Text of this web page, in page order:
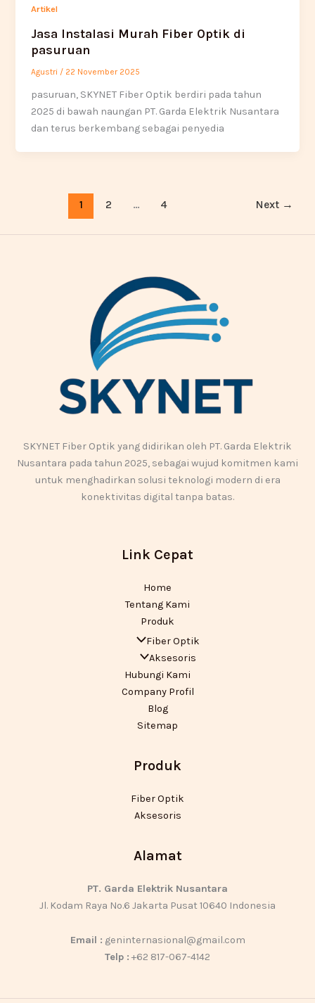
Artikel
Jasa Instalasi Murah Fiber Optik di
pasuruan
Agustri / 22 November 2025
pasuruan, SKYNET Fiber Optik berdiri pada tahun
2025 di bawah naungan PT. Garda Elektrik Nusantara
dan terus berkembang sebagai penyedia
1 2 … 4 Next →
SKYNET Fiber Optik yang didirikan oleh PT. Garda Elektrik
Nusantara pada tahun 2025, sebagai wujud komitmen kami
untuk menghadirkan solusi teknologi modern di era
konektivitas digital tanpa batas.
Link Cepat
Home
Tentang Kami
Produk
Fiber Optik
Aksesoris
Hubungi Kami
Company Profil
Blog
Sitemap
Produk
Fiber Optik
Aksesoris
Alamat
PT. Garda Elektrik Nusantara
Jl. Kodam Raya No.6 Jakarta Pusat 10640 Indonesia
Email : geninternasional@gmail.com
Telp : +62 817-067-4142